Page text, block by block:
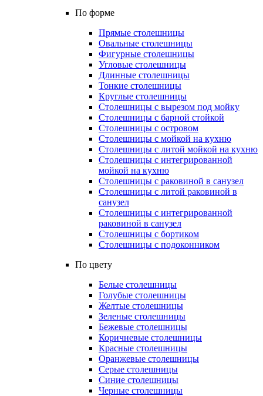
По форме
Прямые столешницы
Овальные столешницы
Фигурные столешницы
Угловые столешницы
Длинные столешницы
Тонкие столешницы
Круглые столешницы
Столешницы с вырезом под мойку
Столешницы с барной стойкой
Столешницы с островом
Столешницы с мойкой на кухню
Столешницы с литой мойкой на кухню
Столешницы с интегрированной
мойкой на кухню
Столешницы с раковиной в санузел
Столешницы с литой раковиной в
санузел
Столешницы с интегрированной
раковиной в санузел
Столешницы с бортиком
Столешницы с подоконником
По цвету
Белые столешницы
Голубые столешницы
Желтые столешницы
Зеленые столешницы
Бежевые столешницы
Коричневые столешницы
Красные столешницы
Оранжевые столешницы
Серые столешницы
Синие столешницы
Черные столешницы